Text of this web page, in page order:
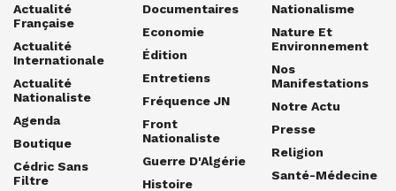
Actualité
Française
Actualité
Internationale
Actualité
Nationaliste
Agenda
Boutique
Cédric Sans
Filtre
Documentaires
Economie
Édition
Entretiens
Fréquence JN
Front
Nationaliste
Guerre D'Algérie
Histoire
Nationalisme
Nature Et
Environnement
Nos
Manifestations
Notre Actu
Presse
Religion
Santé-Médecine